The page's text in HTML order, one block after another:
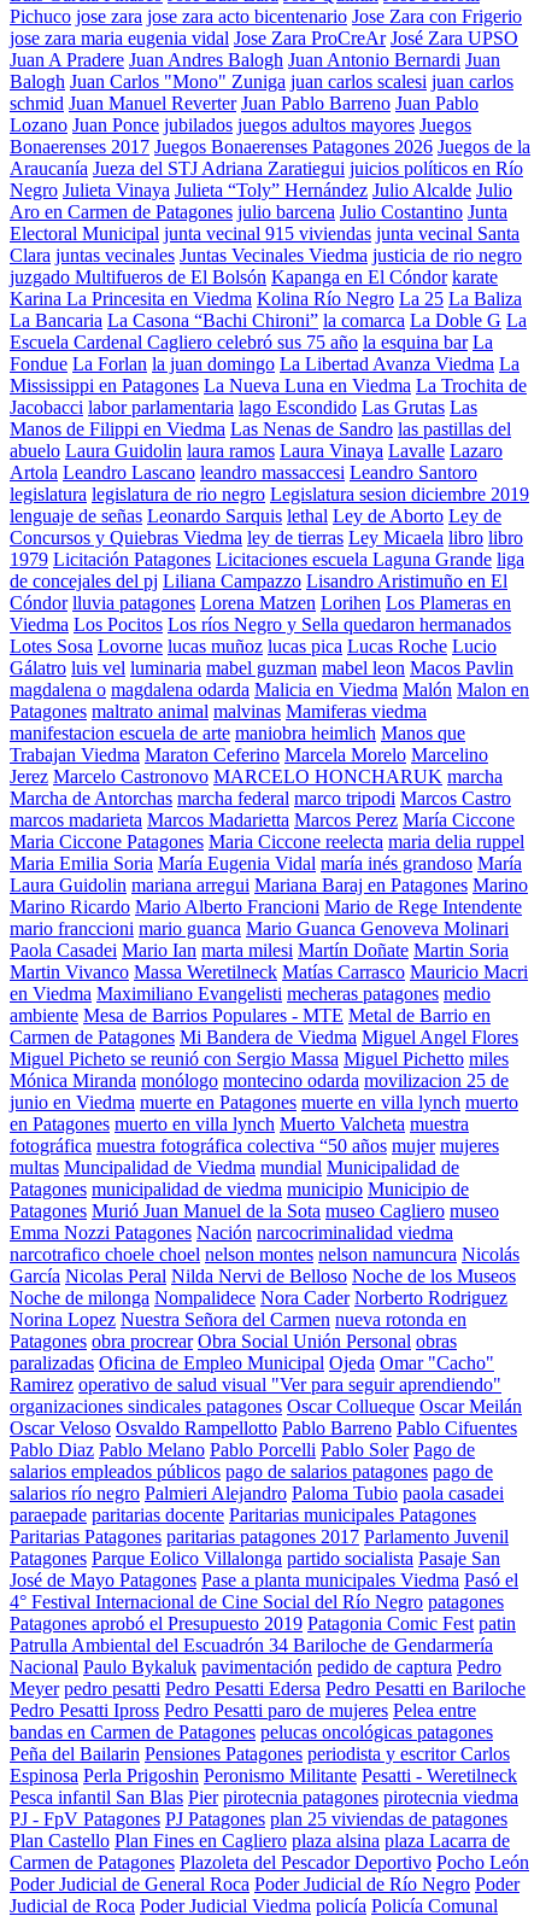
Pichuco jose zara jose zara acto bicentenario Jose Zara con Frigerio
jose zara maria eugenia vidal Jose Zara ProCreAr José Zara UPSO
Juan A Pradere Juan Andres Balogh Juan Antonio Bernardi Juan
Balogh Juan Carlos "Mono" Zuniga juan carlos scalesi juan carlos
schmid Juan Manuel Reverter Juan Pablo Barreno Juan Pablo
Lozano Juan Ponce jubilados juegos adultos mayores Juegos
Bonaerenses 2017 Juegos Bonaerenses Patagones 2026 Juegos de la
Araucanía Jueza del STJ Adriana Zaratiegui juicios políticos en Río
Negro Julieta Vinaya Julieta “Toly” Hernández Julio Alcalde Julio
Aro en Carmen de Patagones julio barcena Julio Costantino Junta
Electoral Municipal junta vecinal 915 viviendas junta vecinal Santa
Clara juntas vecinales Juntas Vecinales Viedma justicia de rio negro
juzgado Multifueros de El Bolsón Kapanga en El Cóndor karate
Karina La Princesita en Viedma Kolina Río Negro La 25 La Baliza
La Bancaria La Casona “Bachi Chironi” la comarca La Doble G La
Escuela Cardenal Cagliero celebró sus 75 año la esquina bar La
Fondue La Forlan la juan domingo La Libertad Avanza Viedma La
Mississippi en Patagones La Nueva Luna en Viedma La Trochita de
Jacobacci labor parlamentaria lago Escondido Las Grutas Las
Manos de Filippi en Viedma Las Nenas de Sandro las pastillas del
abuelo Laura Guidolin laura ramos Laura Vinaya Lavalle Lazaro
Artola Leandro Lascano leandro massaccesi Leandro Santoro
legislatura legislatura de rio negro Legislatura sesion diciembre 2019
lenguaje de señas Leonardo Sarquis lethal Ley de Aborto Ley de
Concursos y Quiebras Viedma ley de tierras Ley Micaela libro libro
1979 Licitación Patagones Licitaciones escuela Laguna Grande liga
de concejales del pj Liliana Campazzo Lisandro Aristimuño en El
Cóndor lluvia patagones Lorena Matzen Lorihen Los Plameras en
Viedma Los Pocitos Los ríos Negro y Sella quedaron hermanados
Lotes Sosa Lovorne lucas muñoz lucas pica Lucas Roche Lucio
Gálatro luis vel luminaria mabel guzman mabel leon Macos Pavlin
magdalena o magdalena odarda Malicia en Viedma Malón Malon en
Patagones maltrato animal malvinas Mamiferas viedma
manifestacion escuela de arte maniobra heimlich Manos que
Trabajan Viedma Maraton Ceferino Marcela Morelo Marcelino
Jerez Marcelo Castronovo MARCELO HONCHARUK marcha
Marcha de Antorchas marcha federal marco tripodi Marcos Castro
marcos madarieta Marcos Madarietta Marcos Perez María Ciccone
Maria Ciccone Patagones Maria Ciccone reelecta maria delia ruppel
Maria Emilia Soria María Eugenia Vidal maría inés grandoso María
Laura Guidolin mariana arregui Mariana Baraj en Patagones Marino
Marino Ricardo Mario Alberto Francioni Mario de Rege Intendente
mario franccioni mario guanca Mario Guanca Genoveva Molinari
Paola Casadei Mario Ian marta milesi Martín Doñate Martin Soria
Martin Vivanco Massa Weretilneck Matías Carrasco Mauricio Macri
en Viedma Maximiliano Evangelisti mecheras patagones medio
ambiente Mesa de Barrios Populares - MTE Metal de Barrio en
Carmen de Patagones Mi Bandera de Viedma Miguel Angel Flores
Miguel Picheto se reunió con Sergio Massa Miguel Pichetto miles
Mónica Miranda monólogo montecino odarda movilizacion 25 de
junio en Viedma muerte en Patagones muerte en villa lynch muerto
en Patagones muerto en villa lynch Muerto Valcheta muestra
fotográfica muestra fotográfica colectiva “50 años mujer mujeres
multas Muncipalidad de Viedma mundial Municipalidad de
Patagones municipalidad de viedma municipio Municipio de
Patagones Murió Juan Manuel de la Sota museo Cagliero museo
Emma Nozzi Patagones Nación narcocriminalidad viedma
narcotrafico choele choel nelson montes nelson namuncura Nicolás
García Nicolas Peral Nilda Nervi de Belloso Noche de los Museos
Noche de milonga Nompalidece Nora Cader Norberto Rodriguez
Norina Lopez Nuestra Señora del Carmen nueva rotonda en
Patagones obra procrear Obra Social Unión Personal obras
paralizadas Oficina de Empleo Municipal Ojeda Omar "Cacho"
Ramirez operativo de salud visual "Ver para seguir aprendiendo"
organizaciones sindicales patagones Oscar Collueque Oscar Meilán
Oscar Veloso Osvaldo Rampellotto Pablo Barreno Pablo Cifuentes
Pablo Diaz Pablo Melano Pablo Porcelli Pablo Soler Pago de
salarios empleados públicos pago de salarios patagones pago de
salarios río negro Palmieri Alejandro Paloma Tubio paola casadei
paraepade paritarias docente Paritarias municipales Patagones
Paritarias Patagones paritarias patagones 2017 Parlamento Juvenil
Patagones Parque Eolico Villalonga partido socialista Pasaje San
José de Mayo Patagones Pase a planta municipales Viedma Pasó el
4° Festival Internacional de Cine Social del Río Negro patagones
Patagones aprobó el Presupuesto 2019 Patagonia Comic Fest patin
Patrulla Ambiental del Escuadrón 34 Bariloche de Gendarmería
Nacional Paulo Bykaluk pavimentación pedido de captura Pedro
Meyer pedro pesatti Pedro Pesatti Edersa Pedro Pesatti en Bariloche
Pedro Pesatti Ipross Pedro Pesatti paro de mujeres Pelea entre
bandas en Carmen de Patagones pelucas oncológicas patagones
Peña del Bailarin Pensiones Patagones periodista y escritor Carlos
Espinosa Perla Prigoshin Peronismo Militante Pesatti - Weretilneck
Pesca infantil San Blas Pier pirotecnia patagones pirotecnia viedma
PJ - FpV Patagones PJ Patagones plan 25 viviendas de patagones
Plan Castello Plan Fines en Cagliero plaza alsina plaza Lacarra de
Carmen de Patagones Plazoleta del Pescador Deportivo Pocho León
Poder Judicial de General Roca Poder Judicial de Río Negro Poder
Judicial de Roca Poder Judicial Viedma policía Policía Comunal